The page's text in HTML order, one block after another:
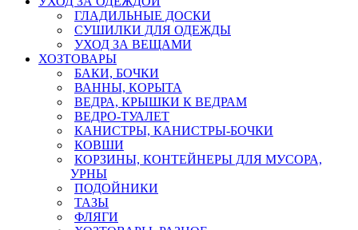
ГЛАДИЛЬНЫЕ ДОСКИ
СУШИЛКИ ДЛЯ ОДЕЖДЫ
УХОД ЗА ВЕЩАМИ
ХОЗТОВАРЫ
БАКИ, БОЧКИ
ВАННЫ, КОРЫТА
ВЕДРА, КРЫШКИ К ВЕДРАМ
ВЕДРО-ТУАЛЕТ
КАНИСТРЫ, КАНИСТРЫ-БОЧКИ
КОВШИ
КОРЗИНЫ, КОНТЕЙНЕРЫ ДЛЯ МУСОРА,
УРНЫ
ПОДОЙНИКИ
ТАЗЫ
ФЛЯГИ